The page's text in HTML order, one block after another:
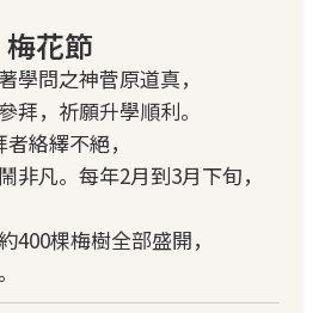
花節
學問之神菅原道真，
拜，祈願升學順利。
絡繹不絕，
非凡。每年2月到3月下旬，
400棵梅樹全部盛開，